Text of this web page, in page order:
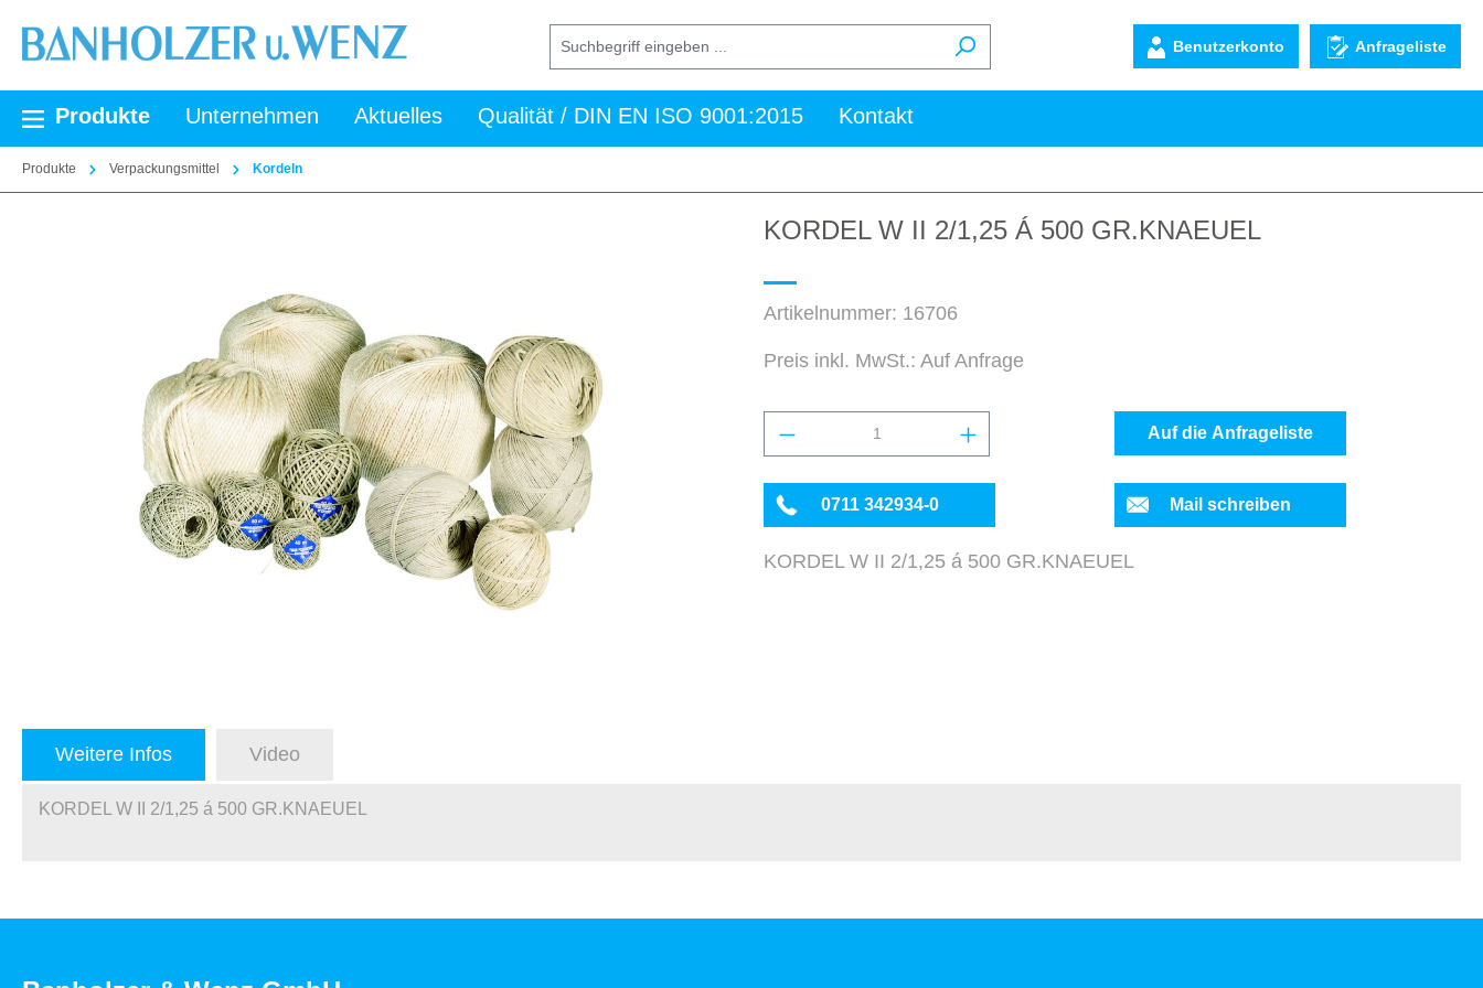
Zur Hauptnavigation springen
Benutzerkonto Anfrageliste
Produkte Unternehmen Aktuelles Qualität / DIN EN ISO 9001:2015 Kontakt
Produkte Verpackungsmittel Kordeln
KORDEL W II 2/1,25 Á 500 GR.KNAEUEL
Artikelnummer: 16706
Preis inkl. MwSt.: Auf Anfrage
Produkt Anzahl: Gib den gewünschten Wert ein oder
Auf die Anfrageliste
0711 342934-0 Mail schreiben
KORDEL W II 2/1,25 á 500 GR.KNAEUEL
Weitere Infos Video
KORDEL W II 2/1,25 á 500 GR.KNAEUEL